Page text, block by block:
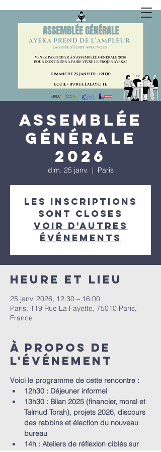
Assemblée
générale
2026
dim. 25 janv.
  |
Paris
Les inscriptions
sont closes
Voir d'autres
événements
Heure et lieu
25 janv. 2026, 12:30 – 16:00
Paris, 119 Rue La Fayette, 75010 Paris,
France
À propos de
l'événement
Voici le programme de cette rencontre :
12h30 : Déjeuner informel
13h30 : Bilan 2025 (financier, moral et
Talmud Torah), projets 2026, discours
des rabbins et élection du nouveau
bureau
14h : Ateliers de réflexion ciblés sur